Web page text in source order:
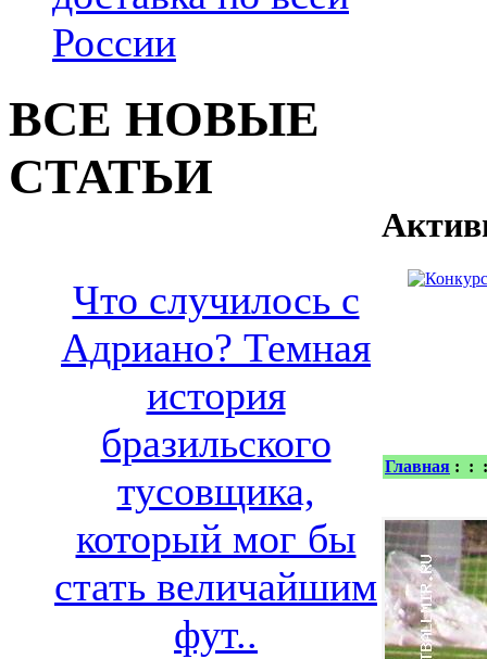
России
ВСЕ НОВЫЕ
СТАТЬИ
Что случилось с
Адриано? Темная
история
бразильского
тусовщика,
который мог бы
стать величайшим
фут..
Главная : :